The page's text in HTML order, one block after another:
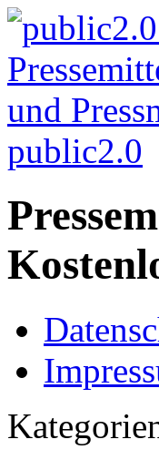
public2.0